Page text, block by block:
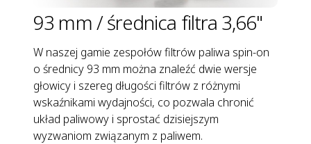
93 mm / średnica filtra 3,66"
W naszej gamie zespołów filtrów paliwa spin-on
o średnicy 93 mm można znaleźć dwie wersje
głowicy i szereg długości filtrów z różnymi
wskaźnikami wydajności, co pozwala chronić
układ paliwowy i sprostać dzisiejszym
wyzwaniom związanym z paliwem.